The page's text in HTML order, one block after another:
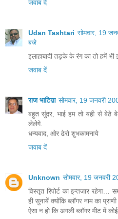
जवाब दें
Udan Tashtari सोमवार, 19
बजे
इलाहाबादी तड़के के रंग का तो हमें भी
जवाब दें
राज भाटिय़ा सोमवार, 19 जनवरी
बहुत सुंदर, भाई हम तो यही से
लेलेगे.
धन्यवाद, ओर ढेरो शुभकामनाये
जवाब दें
Unknown सोमवार, 19 जनवरी
विस्तृत रिपोर्ट का इन्तजार रहेगा…
ही सुनायें क्योंकि ब्लॉगर नाम का
ऐसा न हो कि अगली ब्लॉगर मीट में